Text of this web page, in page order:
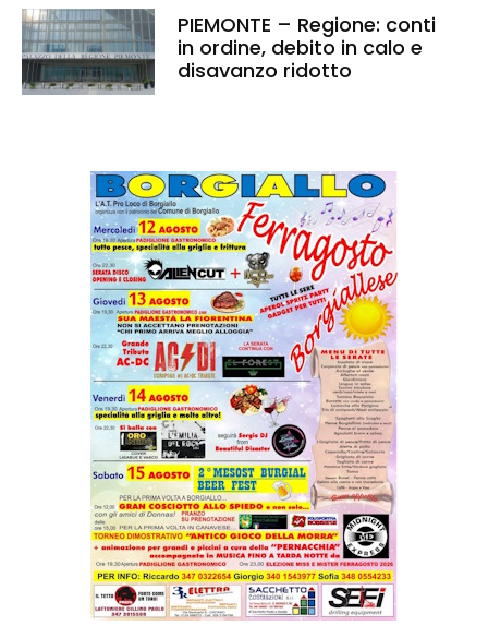
PIEMONTE – Regione: conti
in ordine, debito in calo e
disavanzo ridotto